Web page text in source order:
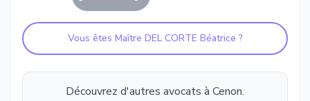
Vous êtes Maître DEL CORTE Béatrice ?
Découvrez d'autres avocats à Cenon.